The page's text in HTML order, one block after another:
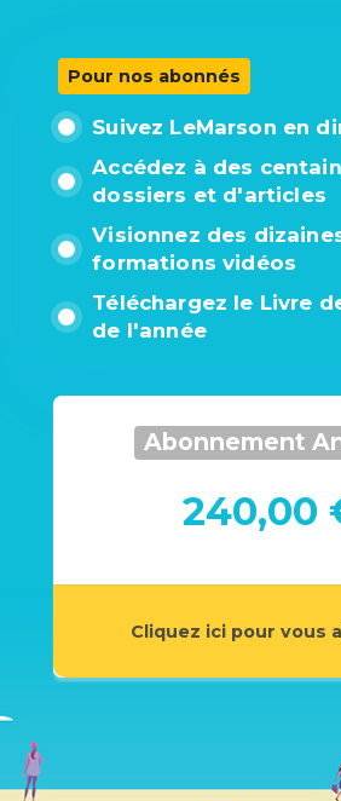
Pour nos abonnés
Suivez LeMarson en
Accédez à des
dossiers et d'articles
Visionnez des
formations vidéos
Téléchargez le Livre
de l'année
Abonnement
240,00
Cliquez ici pour vous